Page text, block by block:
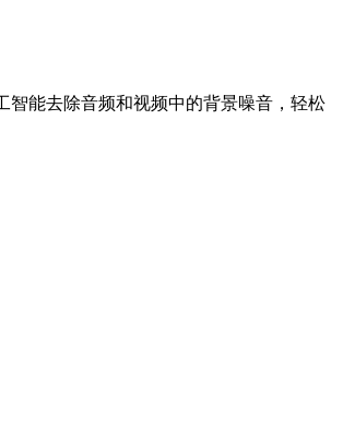
智能去除音频和视频中的背景噪音，轻松